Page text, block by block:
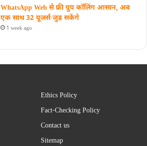
WhatsApp Web से फ्री ग्रुप कॉलिंग आसान, अब
एक साथ 32 यूजर्स जुड़ सकेंगे
1 week ago
Ethics Policy
Fact-Checking Policy
Contact us
Sitemap